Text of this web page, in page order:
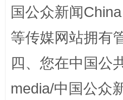
全民健身五年计划来了！等
国公众新闻
等传媒网站拥有
四、您在中国公
media/中国公众